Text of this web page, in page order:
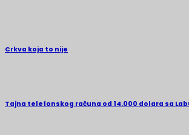
Crkva koja to nije
Tajna telefonskog računa od 14.000 dolara sa